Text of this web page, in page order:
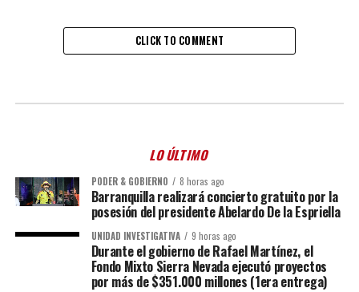
CLICK TO COMMENT
LO ÚLTIMO
PODER & GOBIERNO 8 horas ago
Barranquilla realizará concierto gratuito por la
posesión del presidente Abelardo De la Espriella
UNIDAD INVESTIGATIVA 9 horas ago
Durante el gobierno de Rafael Martínez, el
Fondo Mixto Sierra Nevada ejecutó proyectos
por más de $351.000 millones (1era entrega)